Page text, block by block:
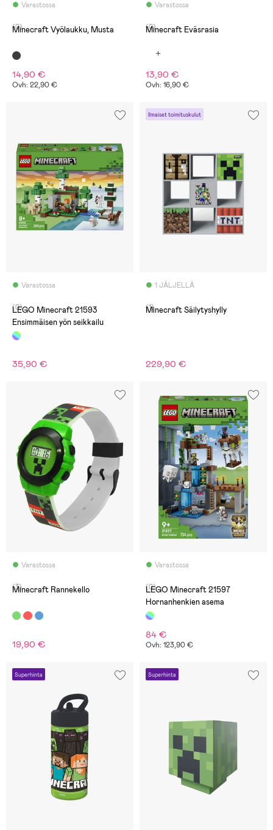
Varastossa
(0)
Minecraft Vyölaukku, Musta
14,90 €
Ovh: 22,90 €
Varastossa
(0)
Minecraft Eväsrasia
13,90 €
Ovh: 16,90 €
Varastossa
(0)
LEGO Minecraft 21593
Ensimmäisen yön seikkailu
35,90 €
Ilmaiset toimituskulut
1 JÄLJELLÄ
(1)
Minecraft Säilytyshylly
229,90 €
Varastossa
(3)
Minecraft Rannekello
19,90 €
Varastossa
(0)
LEGO Minecraft 21597
Hornanhenkien asema
84 €
Ovh: 123,90 €
Superhinta Superhinta